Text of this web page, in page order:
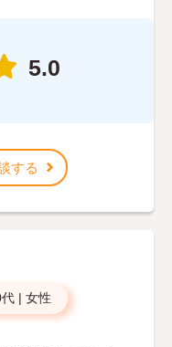
5.0
する
| 女性